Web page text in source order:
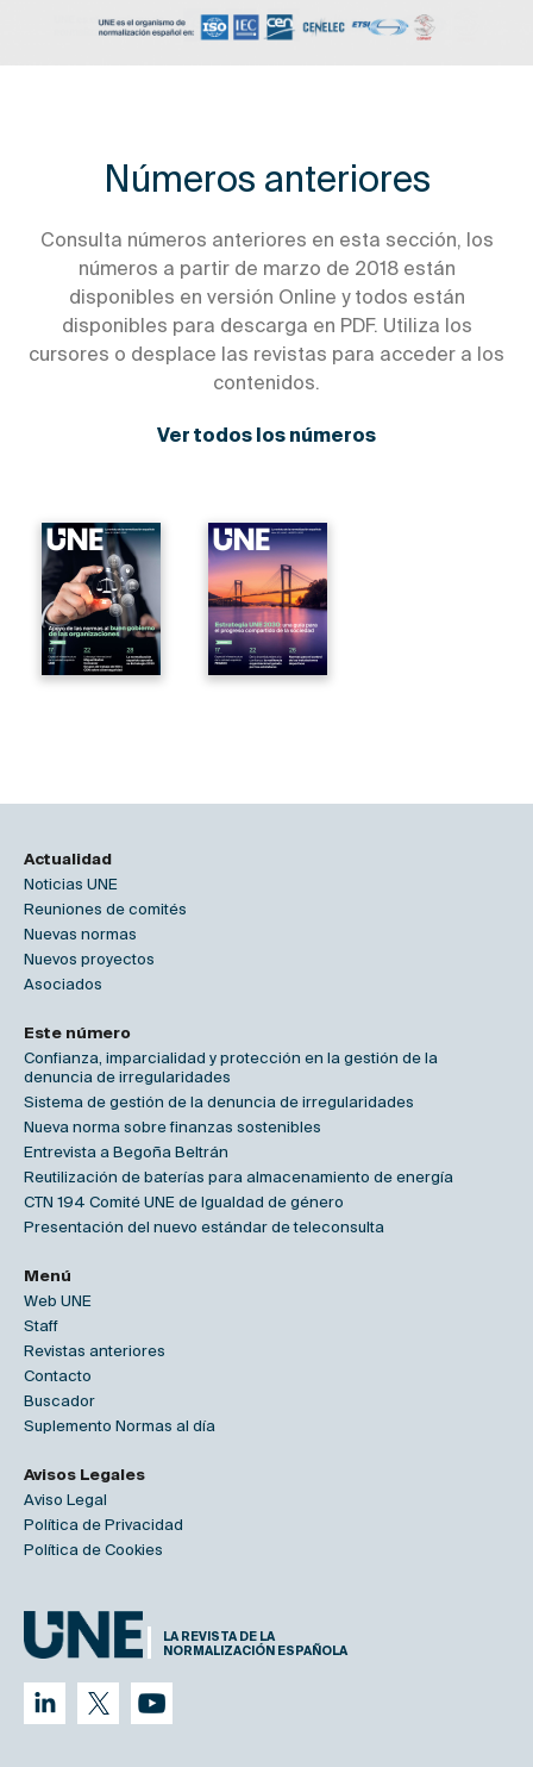
Números anteriores
Consulta números anteriores en esta sección, los
números a partir de marzo de 2018 están
disponibles en versión Online y todos están
disponibles para descarga en PDF. Utiliza los
cursores o desplace las revistas para acceder a los
contenidos.
Ver todos los números
Actualidad
Noticias UNE
Reuniones de comités
Nuevas normas
Nuevos proyectos
Asociados
Este número
Confianza, imparcialidad y protección en la gestión de la
denuncia de irregularidades
Sistema de gestión de la denuncia de irregularidades
Nueva norma sobre finanzas sostenibles
Entrevista a Begoña Beltrán
Reutilización de baterías para almacenamiento de energía
CTN 194 Comité UNE de Igualdad de género
Presentación del nuevo estándar de teleconsulta
Menú
Web UNE
Staff
Revistas anteriores
Contacto
Buscador
Suplemento Normas al día
Avisos Legales
Aviso Legal
Política de Privacidad
Política de Cookies
LA REVISTA DE LA
NORMALIZACIÓN ESPAÑOLA